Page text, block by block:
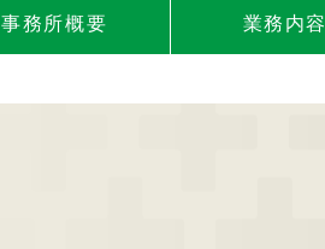
事務所概要 業務内容